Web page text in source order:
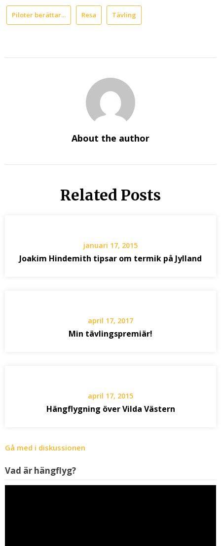
Piloter berättar... Resa Tävling
About the author
Related Posts
januari 17, 2015
Joakim Hindemith tipsar om termik på Jylland
april 17, 2017
Min tävlingspremiär!
april 17, 2015
Hängflygning över Vilda Västern
Gå med i diskussionen
Vad är hängflyg?